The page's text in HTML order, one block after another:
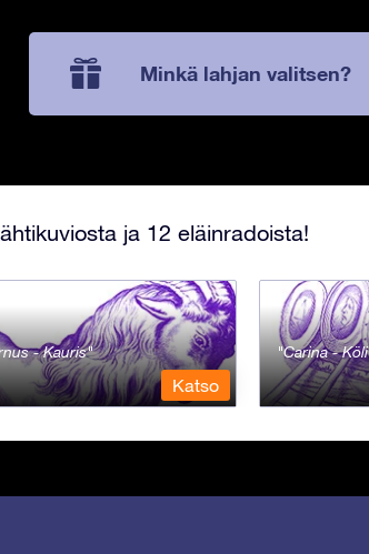
Minkä lahjan valitsen?
ja 12 eläinradoista!
- Kauris
Katso
Carina - Köli